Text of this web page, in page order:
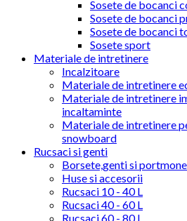
Sosete de bocanci
Sosete de bocanci
Sosete de bocanci
Sosete sport
Materiale de intretinere
Incalzitoare
Materiale de intretinere
Materiale de intretinere
incaltaminte
Materiale de intretinere
snowboard
Rucsaci si genti
Borsete,genti si
Huse si accesorii
Rucsaci 10 - 40 L
Rucsaci 40 - 60 L
Rucsaci 60 - 80 L